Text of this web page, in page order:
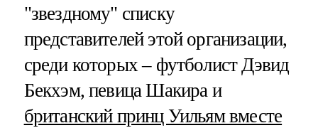
"звездному" списку
представителей этой организации,
среди которых – футболист Дэвид
Бекхэм, певица Шакира и
британский принц Уильям вместе